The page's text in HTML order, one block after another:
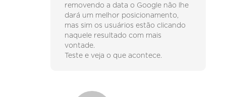
removendo a data o Google não lhe
dará um melhor posicionamento,
mas sim os usuários estão clicando
naquele resultado com mais
vontade.
Teste e veja o que acontece.